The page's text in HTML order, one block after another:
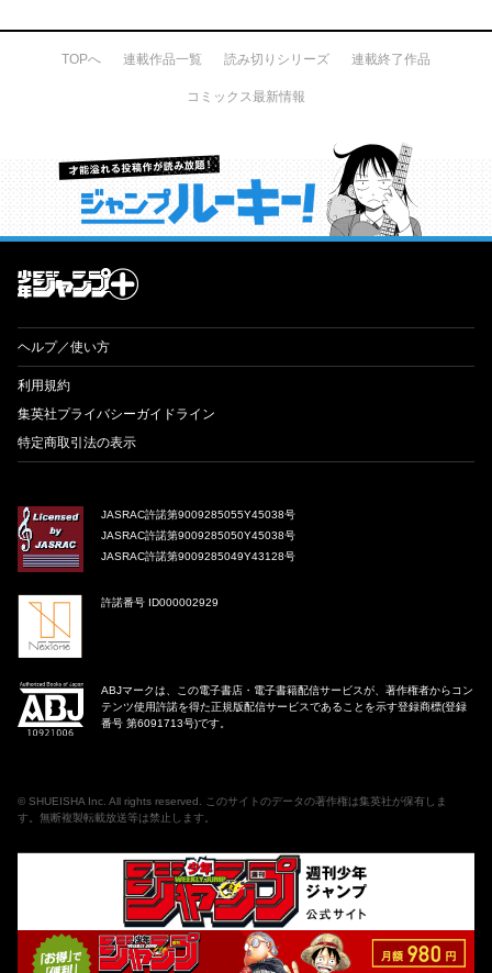
TOPへ 連載作品一覧 読み切りシリーズ 連載終了作品
コミックス最新情報
才能溢れる投稿作が読み放題！ ジャンプルーキー！
ヘルプ／使い方
利用規約
集英社プライバシーガイドライン
特定商取引法の表示
JASRAC許諾第9009285055Y45038号
JASRAC許諾第9009285050Y45038号
JASRAC許諾第9009285049Y43128号
許諾番号 ID000002929
ABJマークは、この電子書店・電子書籍配信サービスが、著作権者からコン
テンツ使用許諾を得た正規版配信サービスであることを示す登録商標(登録
番号 第6091713号)です。
© SHUEISHA Inc. All rights reserved. このサイトのデータの著作権は集英社が保有しま
す。無断複製転載放送等は禁止します。